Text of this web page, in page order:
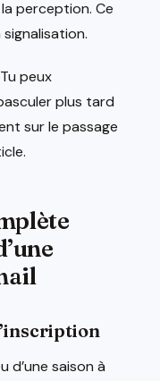
perception. Ce
signalisation.
peux
plus tard
sur le passage
d’une saison à